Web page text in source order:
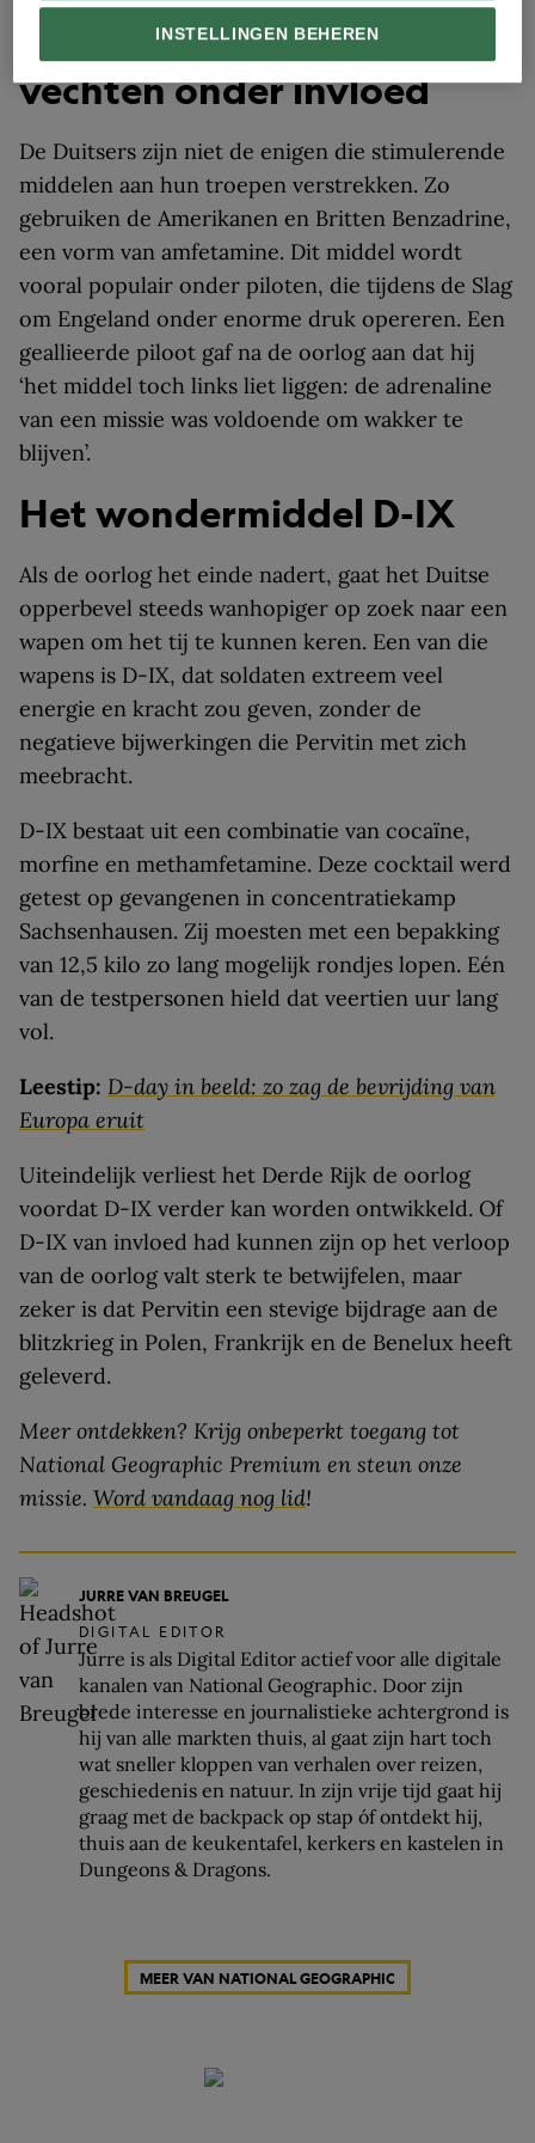
Ook de geallieerden
vechten onder invloed
De Duitsers zijn niet de enigen die stimulerende
middelen aan hun troepen verstrekken. Zo
gebruiken de Amerikanen en Britten Benzadrine,
een vorm van amfetamine. Dit middel wordt
vooral populair onder piloten, die tijdens de Slag
om Engeland onder enorme druk opereren. Een
geallieerde piloot gaf na de oorlog aan dat hij
‘het middel toch links liet liggen: de adrenaline
van een missie was voldoende om wakker te
blijven’.
Het wondermiddel D-IX
Als de oorlog het einde nadert, gaat het Duitse
opperbevel steeds wanhopiger op zoek naar een
wapen om het tij te kunnen keren. Een van die
wapens is D-IX, dat soldaten extreem veel
energie en kracht zou geven, zonder de
negatieve bijwerkingen die Pervitin met zich
meebracht.
D-IX bestaat uit een combinatie van cocaïne,
morfine en methamfetamine. Deze cocktail werd
getest op gevangenen in concentratiekamp
Sachsenhausen. Zij moesten met een bepakking
van 12,5 kilo zo lang mogelijk rondjes lopen. Eén
van de testpersonen hield dat veertien uur lang
vol.
Leestip: D-day in beeld: zo zag de bevrijding van
Europa eruit
Uiteindelijk verliest het Derde Rijk de oorlog
voordat D-IX verder kan worden ontwikkeld. Of
D-IX van invloed had kunnen zijn op het verloop
van de oorlog valt sterk te betwijfelen, maar
zeker is dat Pervitin een stevige bijdrage aan de
blitzkrieg in Polen, Frankrijk en de Benelux heeft
geleverd.
Meer ontdekken? Krijg onbeperkt toegang tot
National Geographic Premium en steun onze
missie. Word vandaag nog lid!
JURRE VAN BREUGEL
DIGITAL EDITOR
Jurre is als Digital Editor actief voor alle digitale
kanalen van National Geographic. Door zijn
brede interesse en journalistieke achtergrond is
hij van alle markten thuis, al gaat zijn hart toch
wat sneller kloppen van verhalen over reizen,
geschiedenis en natuur. In zijn vrije tijd gaat hij
graag met de backpack op stap óf ontdekt hij,
thuis aan de keukentafel, kerkers en kastelen in
Dungeons & Dragons.
MEER VAN NATIONAL GEOGRAPHIC
INSTELLINGEN BEHEREN